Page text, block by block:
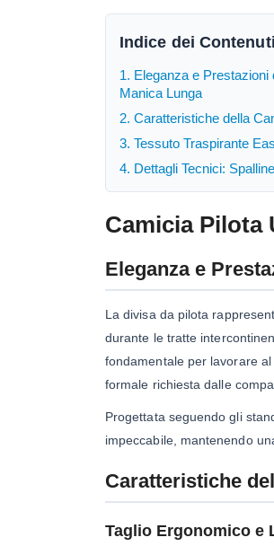
Indice dei Contenuti
1. Eleganza e Prestazioni
Manica Lunga
2. Caratteristiche della
3. Tessuto Traspirante
4. Dettagli Tecnici:
Camicia Pilota
Eleganza e
La divisa da pilota
durante le tratte
fondamentale per lavorare
formale richiesta dalle
Progettata seguendo gli
impeccabile, mantenendo
Caratteristiche
Taglio Ergonomico e